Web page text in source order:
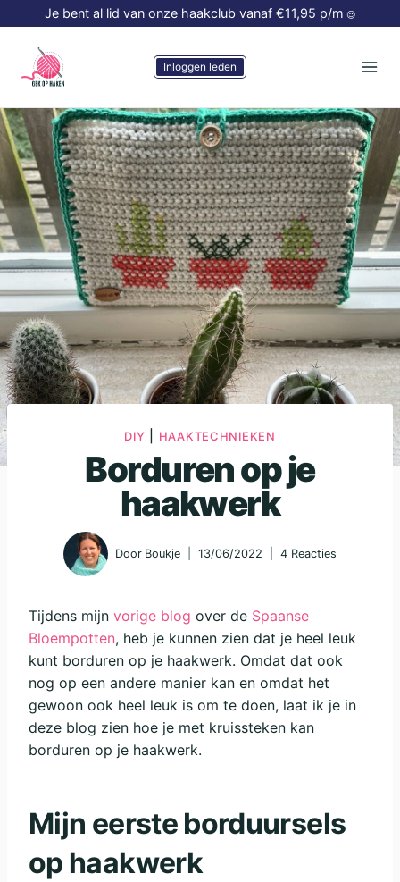
Doorgaan
naar
inhoud
Je bent al lid van onze haakclub vanaf €11,95 p/m 😍
Inloggen leden
DIY HAAKTECHNIEKEN
Borduren op je
haakwerk
Door Boukje 13/06/2022 4 Reacties
Tijdens mijn vorige blog over de Spaanse
Bloempotten, heb je kunnen zien dat je heel leuk
kunt borduren op je haakwerk. Omdat dat ook
nog op een andere manier kan en omdat het
gewoon ook heel leuk is om te doen, laat ik je in
deze blog zien hoe je met kruissteken kan
borduren op je haakwerk.
Mijn eerste borduursels
op haakwerk